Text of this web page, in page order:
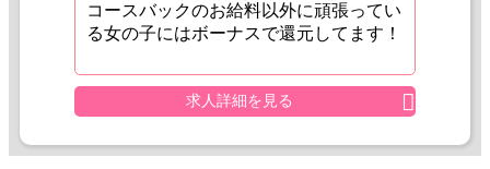
コースバックのお給料以外に頑張ってい
る女の子にはボーナスで還元してます！
求人詳細を見る